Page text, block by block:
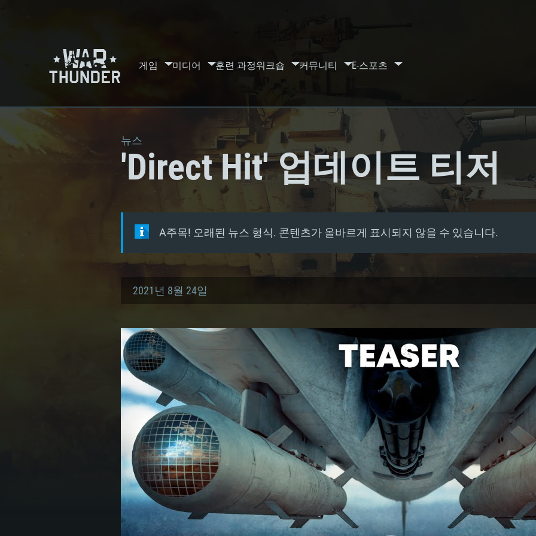
게임 미디어 훈련 과정워크숍 커뮤니티 E-스포츠
뉴스
'Direct Hit' 업데이트 티저
A주목! 오래된 뉴스 형식. 콘텐츠가 올바르게 표시되지 않을 수 있습니다.
2021년 8월 24일